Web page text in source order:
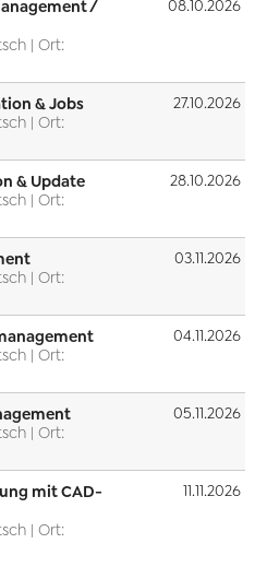
/
| Ort:
08.10.2026
& Jobs
| Ort:
27.10.2026
& Update
| Ort:
28.10.2026
| Ort:
03.11.2026
| Ort:
04.11.2026
| Ort:
05.11.2026
mit CAD-
| Ort:
11.11.2026